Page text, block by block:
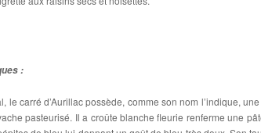
:
le carré d’Aurillac possède, comme son nom l’indique,
pasteurisé. Il a croûte blanche fleurie renferme une